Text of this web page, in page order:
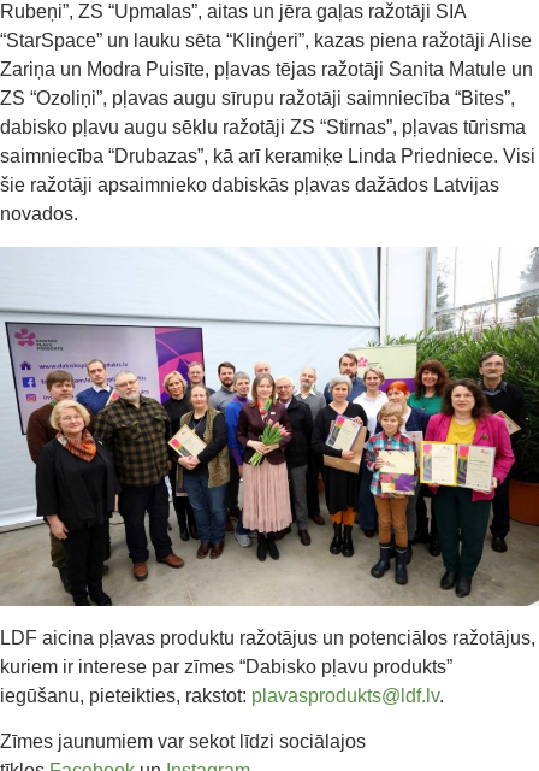
Rubeņi”, ZS “Upmalas”, aitas un jēra gaļas ražotāji SIA
“StarSpace” un lauku sēta “Klinģeri”, kazas piena ražotāji Alise
Zariņa un Modra Puisīte, pļavas tējas ražotāji Sanita Matule un
ZS “Ozoliņi”, pļavas augu sīrupu ražotāji saimniecība “Bites”,
dabisko pļavu augu sēklu ražotāji ZS “Stirnas”, pļavas tūrisma
saimniecība “Drubazas”, kā arī keramiķe Linda Priedniece. Visi
šie ražotāji apsaimnieko dabiskās pļavas dažādos Latvijas
novados.
LDF aicina pļavas produktu ražotājus un potenciālos ražotājus,
kuriem ir interese par zīmes “Dabisko pļavu produkts”
iegūšanu, pieteikties, rakstot: plavasprodukts@ldf.lv.
Zīmes jaunumiem var sekot līdzi sociālajos